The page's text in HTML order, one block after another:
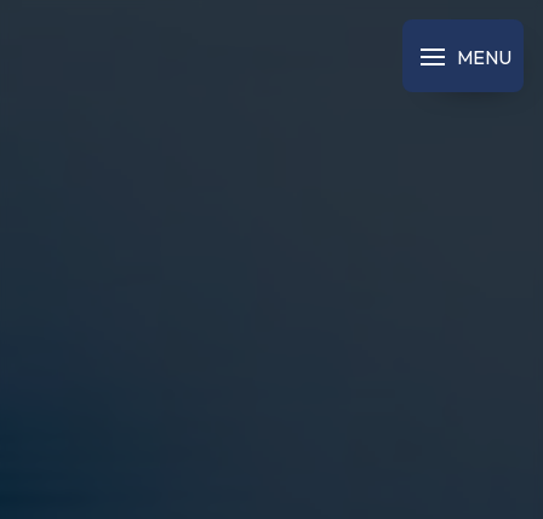
MENU